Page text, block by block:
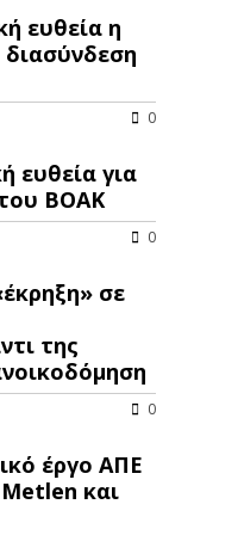
ευθεία η
0
ευθεία για
ΒΟΑΚ
0
σε
της
0
έργο ΑΠΕ
και